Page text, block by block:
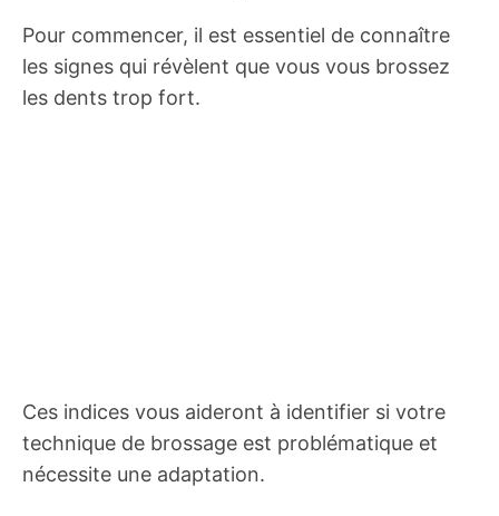
Pour commencer, il est essentiel de connaître
les signes qui révèlent que vous vous brossez
les dents trop fort.
Ces indices vous aideront à identifier si votre
technique de brossage est problématique et
nécessite une adaptation.